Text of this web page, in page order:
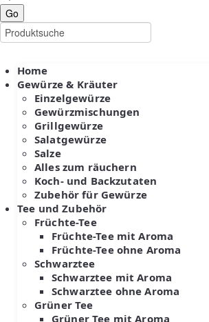
Home
Gewürze & Kräuter
Einzelgewürze
Gewürzmischungen
Grillgewürze
Salatgewürze
Salze
Alles zum räuchern
Koch- und Backzutaten
Zubehör für Gewürze
Tee und Zubehör
Früchte-Tee
Früchte-Tee mit Aroma
Früchte-Tee ohne Aroma
Schwarztee
Schwarztee mit Aroma
Schwarztee ohne Aroma
Grüner Tee
Grüner Tee mit Aroma